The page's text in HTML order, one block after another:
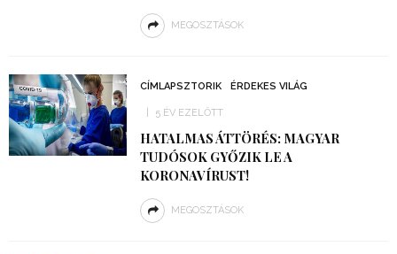
MEGOSZTÁSOK
CÍMLAPSZTORIK ÉRDEKES VILÁG
5 ÉV EZELŐTT
HATALMAS ÁTTÖRÉS: MAGYAR
TUDÓSOK GYŐZIK LE A
KORONAVÍRUST!
MEGOSZTÁSOK